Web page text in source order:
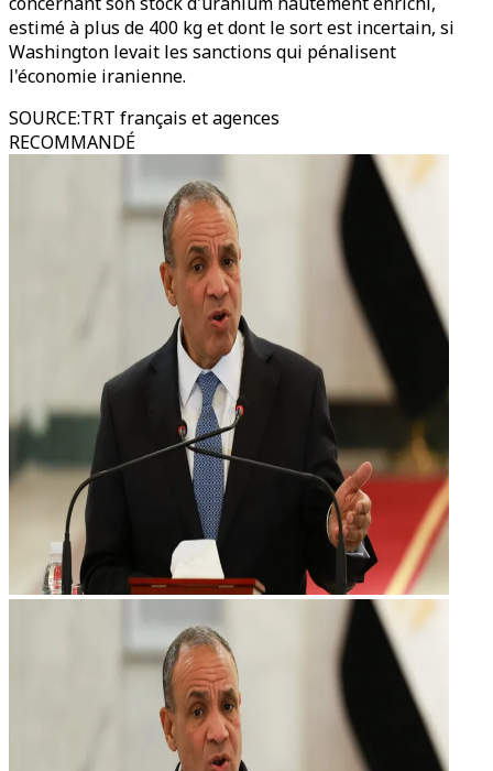
estimé à plus de 400 kg et dont le sort est incertain, si
Washington levait les sanctions qui pénalisent
l'économie iranienne.
SOURCE:TRT français et agences
RECOMMANDÉ